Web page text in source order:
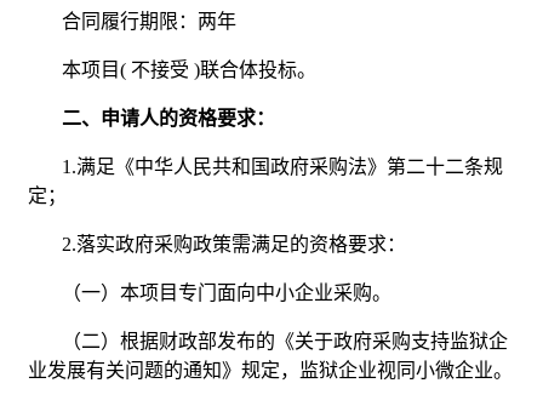
合同履行期限：两年
本项目( 不接受 )联合体投标。
二、申请人的资格要求：
1.满足《中华人民共和国政府采购法》第二十二条规
定；
2.落实政府采购政策需满足的资格要求：
（一）本项目专门面向中小企业采购。
（二）根据财政部发布的《关于政府采购支持监狱企
业发展有关问题的通知》规定，监狱企业视同小微企业。